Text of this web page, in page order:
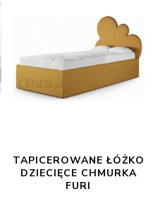
TAPICEROWANE ŁÓŻKO
DZIECIĘCE CHMURKA
FURI